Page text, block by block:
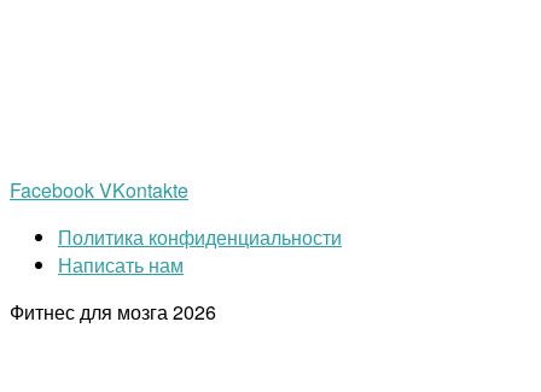
FacebookVKontakte
Политика конфиденциальности
Написать нам
Фитнес для мозга2026